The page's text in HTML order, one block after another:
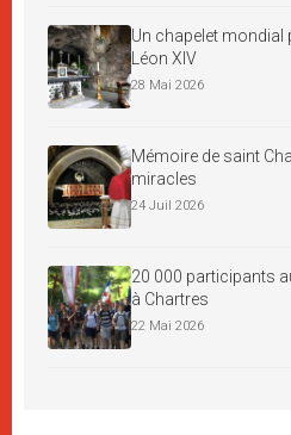
Un chapelet mondial
Léon XIV
28 Mai 2026
Mémoire de saint
miracles
24 Juil 2026
20 000 participants
à Chartres
22 Mai 2026